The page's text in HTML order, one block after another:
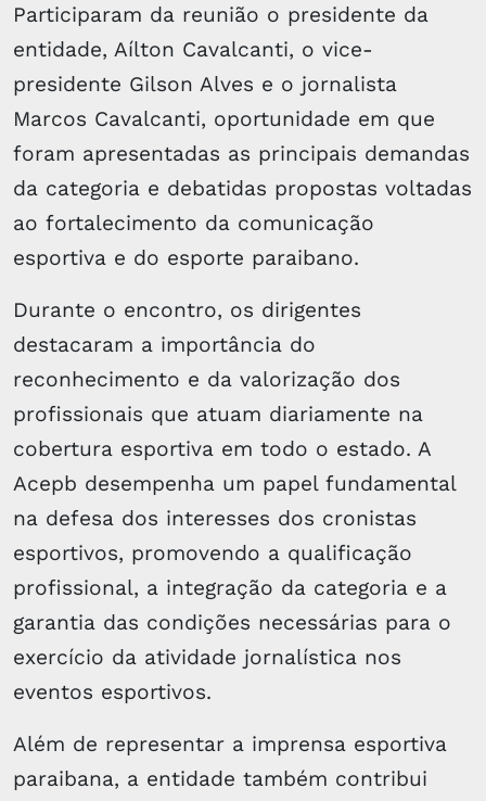
Participaram da reunião o presidente da
entidade, Aílton Cavalcanti, o vice-
presidente Gilson Alves e o jornalista
Marcos Cavalcanti, oportunidade em que
foram apresentadas as principais demandas
da categoria e debatidas propostas voltadas
ao fortalecimento da comunicação
esportiva e do esporte paraibano.
Durante o encontro, os dirigentes
destacaram a importância do
reconhecimento e da valorização dos
profissionais que atuam diariamente na
cobertura esportiva em todo o estado. A
Acepb desempenha um papel fundamental
na defesa dos interesses dos cronistas
esportivos, promovendo a qualificação
profissional, a integração da categoria e a
garantia das condições necessárias para o
exercício da atividade jornalística nos
eventos esportivos.
Além de representar a imprensa esportiva
paraibana, a entidade também contribui